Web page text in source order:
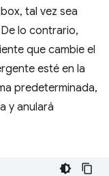
tal vez sea
lo contrario,
que cambie el
esté en la
predeterminada,
y anulará